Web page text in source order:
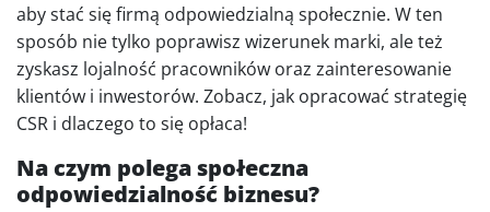
aby stać się firmą odpowiedzialną społecznie. W ten
sposób nie tylko poprawisz wizerunek marki, ale też
zyskasz lojalność pracowników oraz zainteresowanie
klientów i inwestorów. Zobacz, jak opracować strategię
CSR i dlaczego to się opłaca!
Na czym polega społeczna
odpowiedzialność biznesu?